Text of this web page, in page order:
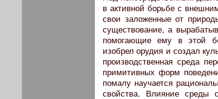
в активной борьбе с
свои заложенные от
существование, а
помогающие ему в этой
изобрел орудия и создал
производственная среда
примитивных форм
помалу научается
свойства. Влияние среды